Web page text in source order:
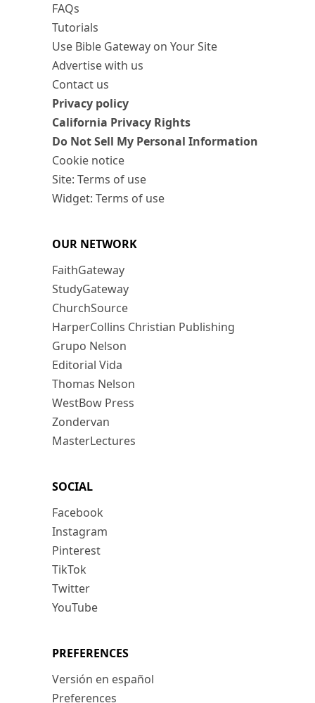
FAQs
Tutorials
Use Bible Gateway on Your Site
Advertise with us
Contact us
Privacy policy
California Privacy Rights
Do Not Sell My Personal Information
Cookie notice
Site: Terms of use
Widget: Terms of use
OUR NETWORK
FaithGateway
StudyGateway
ChurchSource
HarperCollins Christian Publishing
Grupo Nelson
Editorial Vida
Thomas Nelson
WestBow Press
Zondervan
MasterLectures
SOCIAL
Facebook
Instagram
Pinterest
TikTok
Twitter
YouTube
PREFERENCES
Versión en español
Preferences